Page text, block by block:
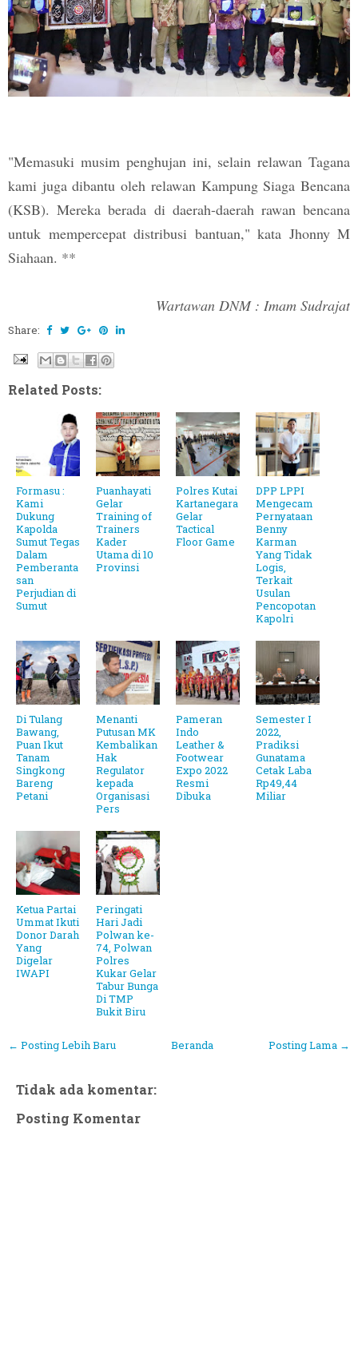
"Memasuki musim penghujan ini, selain relawan Tagana
kami juga dibantu oleh relawan Kampung Siaga Bencana
(KSB). Mereka berada di daerah-daerah rawan bencana
untuk mempercepat distribusi bantuan," kata Jhonny M
Siahaan. **
Wartawan DNM : Imam Sudrajat
Share:
Related Posts:
Formasu :
Kami
Dukung
Kapolda
Sumut Tegas
Dalam
Pemberanta
san
Perjudian di
Sumut
Puanhayati
Gelar
Training of
Trainers
Kader
Utama di 10
Provinsi
Polres Kutai
Kartanegara
Gelar
Tactical
Floor Game
DPP LPPI
Mengecam
Pernyataan
Benny
Karman
Yang Tidak
Logis,
Terkait
Usulan
Pencopotan
Kapolri
Di Tulang
Bawang,
Puan Ikut
Tanam
Singkong
Bareng
Petani
Menanti
Putusan MK
Kembalikan
Hak
Regulator
kepada
Organisasi
Pers
Pameran
Indo
Leather &
Footwear
Expo 2022
Resmi
Dibuka
Semester I
2022,
Pradiksi
Gunatama
Cetak Laba
Rp49,44
Miliar
Ketua Partai
Ummat Ikuti
Donor Darah
Yang
Digelar
IWAPI
Peringati
Hari Jadi
Polwan ke-
74, Polwan
Polres
Kukar Gelar
Tabur Bunga
Di TMP
Bukit Biru
← Posting Lebih Baru Posting Lama →
Beranda
Tidak ada komentar:
Posting Komentar